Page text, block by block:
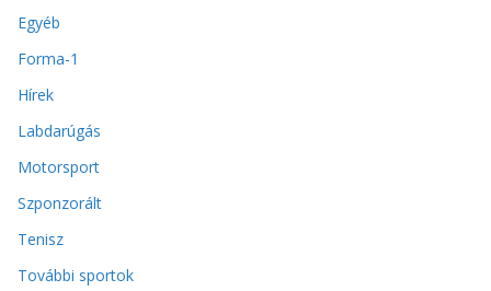
Egyéb
Forma-1
Hírek
Labdarúgás
Motorsport
Szponzorált
Tenisz
További sportok